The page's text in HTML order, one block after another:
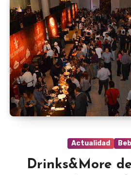
Actualidad
Drinks&More